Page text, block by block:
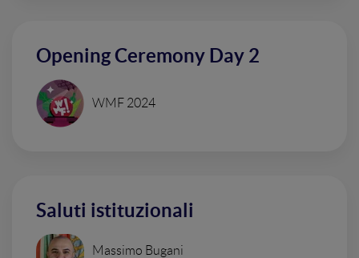
Opening Ceremony Day 2
WMF 2024
Saluti istituzionali
Massimo Bugani